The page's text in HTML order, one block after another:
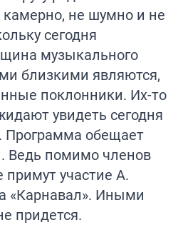
не шумно и не
сегодня
музыкального
близкими являются,
поклонники. Их-то
увидеть сегодня
Программа обещает
Ведь помимо членов
примут участие А.
«Карнавал». Иными
придется.